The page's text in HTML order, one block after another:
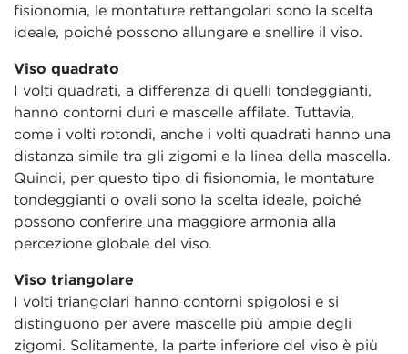
fisionomia, le montature rettangolari sono la scelta
ideale, poiché possono allungare e snellire il viso.
Viso quadrato
I volti quadrati, a differenza di quelli tondeggianti,
hanno contorni duri e mascelle affilate. Tuttavia,
come i volti rotondi, anche i volti quadrati hanno una
distanza simile tra gli zigomi e la linea della mascella.
Quindi, per questo tipo di fisionomia, le montature
tondeggianti o ovali sono la scelta ideale, poiché
possono conferire una maggiore armonia alla
percezione globale del viso.
Viso triangolare
I volti triangolari hanno contorni spigolosi e si
distinguono per avere mascelle più ampie degli
zigomi. Solitamente, la parte inferiore del viso è più